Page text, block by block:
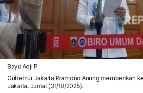
Bayu Adji P
Gubernur Jakarta Pramono Anung memberikan
Jakarta, Jumat (31/10/2025).